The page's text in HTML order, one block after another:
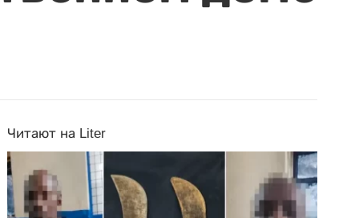
Читают на Liter